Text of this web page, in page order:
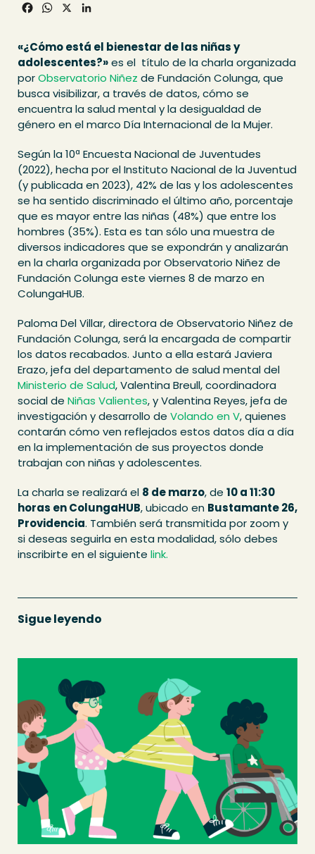
Facebook
WhatsApp
«¿Cómo está el bienestar de las niñas y
adolescentes?»es el título de la charla organizada
porObservatorio Niñez de Fundación Colunga, que
busca visibilizar, a través de datos, cómo se
encuentra la salud mental y la desigualdad de
género en el marco Día Internacional de la Mujer.
Según la 10ª Encuesta Nacional de Juventudes
(2022), hecha por el Instituto Nacional de la Juventud
(y publicada en 2023), 42% de las y los adolescentes
se ha sentido discriminado el último año, porcentaje
que es mayor entre las niñas (48%) que entre los
hombres (35%). Esta es tan sólo una muestra de
diversos indicadores que se expondrán y analizarán
en la charla organizada por Observatorio Niñez de
Fundación Colunga este viernes 8 de marzo en
ColungaHUB.
Paloma Del Villar, directora de Observatorio Niñez de
Fundación Colunga, será la encargada de compartir
los datos recabados. Junto a ella estará Javiera
Erazo, jefa del departamento de salud mental del
Ministerio de Salud, Valentina Breull, coordinadora
social de Niñas Valientes, y Valentina Reyes, jefa de
investigación y desarrollo de Volando en V, quienes
contarán cómo ven reflejados estos datos día a día
en la implementación de sus proyectos donde
trabajan con niñas y adolescentes.
La charla se realizará el 8 de marzo, de 10 a 11:30
horas en ColungaHUB, ubicado en Bustamante 26,
Providencia. También será transmitida por zoom y
si deseas seguirla en esta modalidad, sólo debes
inscribirte en el siguiente link.
Sigue leyendo